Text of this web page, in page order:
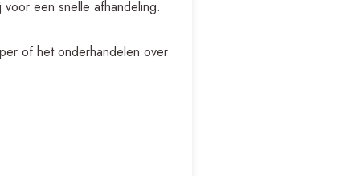
een snelle afhandeling.
of het onderhandelen over